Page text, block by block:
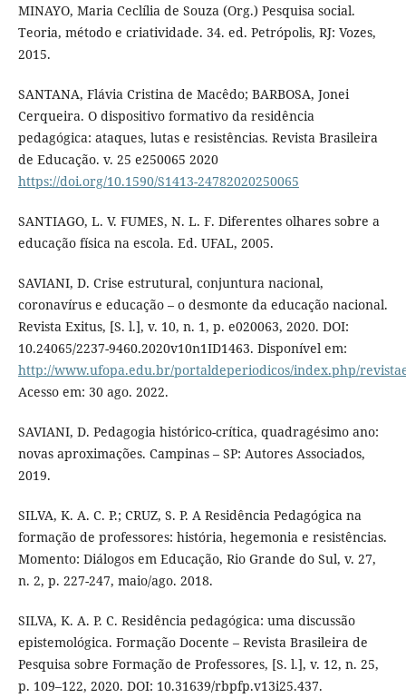
MINAYO, Maria Ceclília de Souza (Org.) Pesquisa social.
Teoria, método e criatividade. 34. ed. Petrópolis, RJ: Vozes,
2015.
SANTANA, Flávia Cristina de Macêdo; BARBOSA, Jonei
Cerqueira. O dispositivo formativo da residência
pedagógica: ataques, lutas e resistências. Revista Brasileira
de Educação. v. 25 e250065 2020
https://doi.org/10.1590/S1413-24782020250065
SANTIAGO, L. V. FUMES, N. L. F. Diferentes olhares sobre a
educação física na escola. Ed. UFAL, 2005.
SAVIANI, D. Crise estrutural, conjuntura nacional,
coronavírus e educação – o desmonte da educação nacional.
Revista Exitus, [S. l.], v. 10, n. 1, p. e020063, 2020. DOI:
10.24065/2237-9460.2020v10n1ID1463. Disponível em:
http://www.ufopa.edu.br/portaldeperiodicos/index.php/
Acesso em: 30 ago. 2022.
SAVIANI, D. Pedagogia histórico-crítica, quadragésimo ano:
novas aproximações. Campinas – SP: Autores Associados,
2019.
SILVA, K. A. C. P.; CRUZ, S. P. A Residência Pedagógica na
formação de professores: história, hegemonia e resistências.
Momento: Diálogos em Educação, Rio Grande do Sul, v. 27,
n. 2, p. 227-247, maio/ago. 2018.
SILVA, K. A. P. C. Residência pedagógica: uma discussão
epistemológica. Formação Docente – Revista Brasileira de
Pesquisa sobre Formação de Professores, [S. l.], v. 12, n. 25,
p. 109–122, 2020. DOI: 10.31639/rbpfp.v13i25.437.